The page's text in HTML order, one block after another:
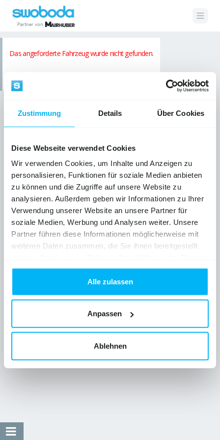
Zustimmung Details Über Cookies
Diese Webseite verwendet Cookies
Wir verwenden Cookies, um Inhalte und Anzeigen zu
personalisieren, Funktionen für soziale Medien anbieten
zu können und die Zugriffe auf unsere Website zu
analysieren. Außerdem geben wir Informationen zu Ihrer
Verwendung unserer Website an unsere Partner für
soziale Medien, Werbung und Analysen weiter. Unsere
Partner führen diese Informationen möglicherweise mit
weiteren Daten zusammen, die Sie ihnen bereitgestellt
gesammelt haben.
Alle zulassen
Anpassen
Ablehnen
Partner von
Automarkt Skgt Peugeot 408 PureTech 130